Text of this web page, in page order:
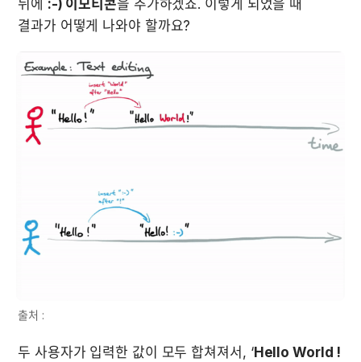
뒤에 :-) 이모티콘을 추가하겠죠. 이렇게 되었을 때
결과가 어떻게 나와야 할까요?
출처 :
두 사용자가 입력한 값이 모두 합쳐져서, ‘Hello World !